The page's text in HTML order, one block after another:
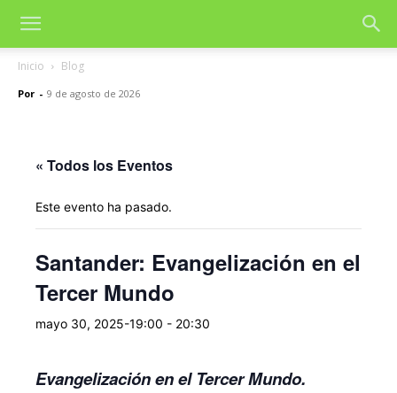
Inicio Blog
Por - 9 de agosto de 2026
« Todos los Eventos
Este evento ha pasado.
Santander: Evangelización en el
Tercer Mundo
mayo 30, 2025-19:00 - 20:30
Evangelización en el Tercer Mundo.